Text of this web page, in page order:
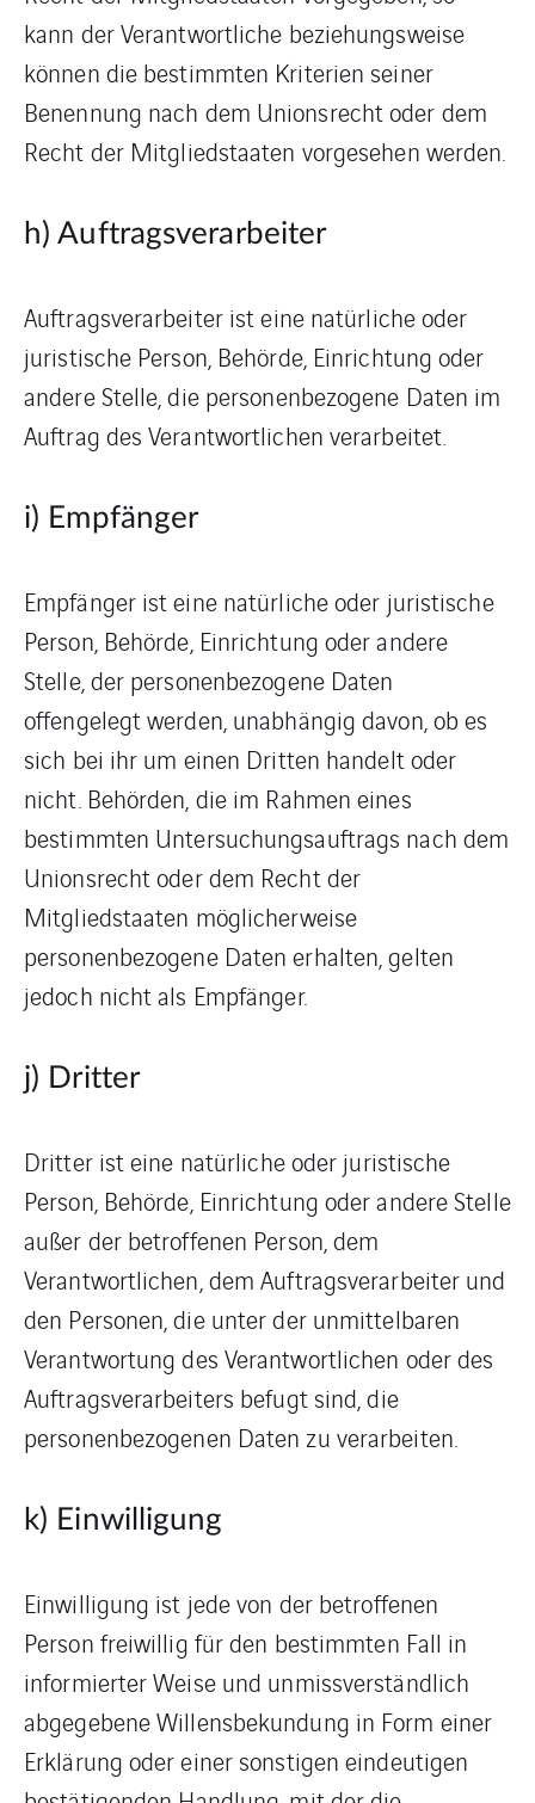
kann der Verantwortliche beziehungsweise
können die bestimmten Kriterien seiner
Benennung nach dem Unionsrecht oder dem
Recht der Mitgliedstaaten vorgesehen werden.
h) Auftragsverarbeiter
Auftragsverarbeiter ist eine natürliche oder
juristische Person, Behörde, Einrichtung oder
andere Stelle, die personenbezogene Daten im
Auftrag des Verantwortlichen verarbeitet.
i) Empfänger
Empfänger ist eine natürliche oder juristische
Person, Behörde, Einrichtung oder andere
Stelle, der personenbezogene Daten
offengelegt werden, unabhängig davon, ob es
sich bei ihr um einen Dritten handelt oder
nicht. Behörden, die im Rahmen eines
bestimmten Untersuchungsauftrags nach dem
Unionsrecht oder dem Recht der
Mitgliedstaaten möglicherweise
personenbezogene Daten erhalten, gelten
jedoch nicht als Empfänger.
j) Dritter
Dritter ist eine natürliche oder juristische
Person, Behörde, Einrichtung oder andere Stelle
außer der betroffenen Person, dem
Verantwortlichen, dem Auftragsverarbeiter und
den Personen, die unter der unmittelbaren
Verantwortung des Verantwortlichen oder des
Auftragsverarbeiters befugt sind, die
personenbezogenen Daten zu verarbeiten.
k) Einwilligung
Einwilligung ist jede von der betroffenen
Person freiwillig für den bestimmten Fall in
informierter Weise und unmissverständlich
abgegebene Willensbekundung in Form einer
Erklärung oder einer sonstigen eindeutigen